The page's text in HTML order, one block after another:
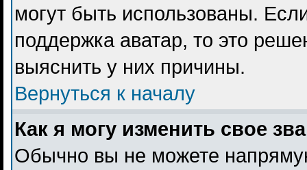
могут быть использованы.
поддержка аватар, то это
выяснить у них причины.
Вернуться к началу
Как я могу изменить свое
Обычно вы не можете